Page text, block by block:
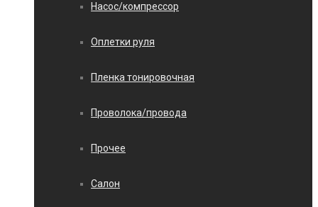
Насос/компрессор
Оплетки руля
Пленка тонировочная
Проволока/провода
Прочее
Салон